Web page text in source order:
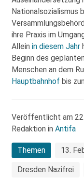
Nationalsozialismus
ihre Praxis im
Allein in diesem Jahr
Beginn des
Menschen an dem
Hauptbahnhof bis
Veröffentlicht am
Redaktion in Antifa
Themen 13.
Dresden Nazifrei